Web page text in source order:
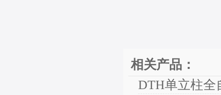
相关产品：
DTH单立柱全